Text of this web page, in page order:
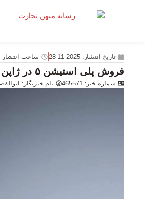
تاریخ انتشار: 2025-11-28 ساعت انتشار
فروش پلی استیشن ۵ در ژاپن با عرضه مدل جدید چهار برابر شد
شماره خبر: 465571 نام خبرنگار: